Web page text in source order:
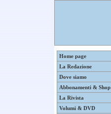
Home page
La Redazione
Dove siamo
Abbonamenti & Shop
La Rivista
Volumi & DVD